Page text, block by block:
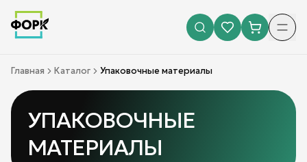
Главная Каталог Упаковочные материалы
УПАКОВОЧНЫЕ
МАТЕРИАЛЫ